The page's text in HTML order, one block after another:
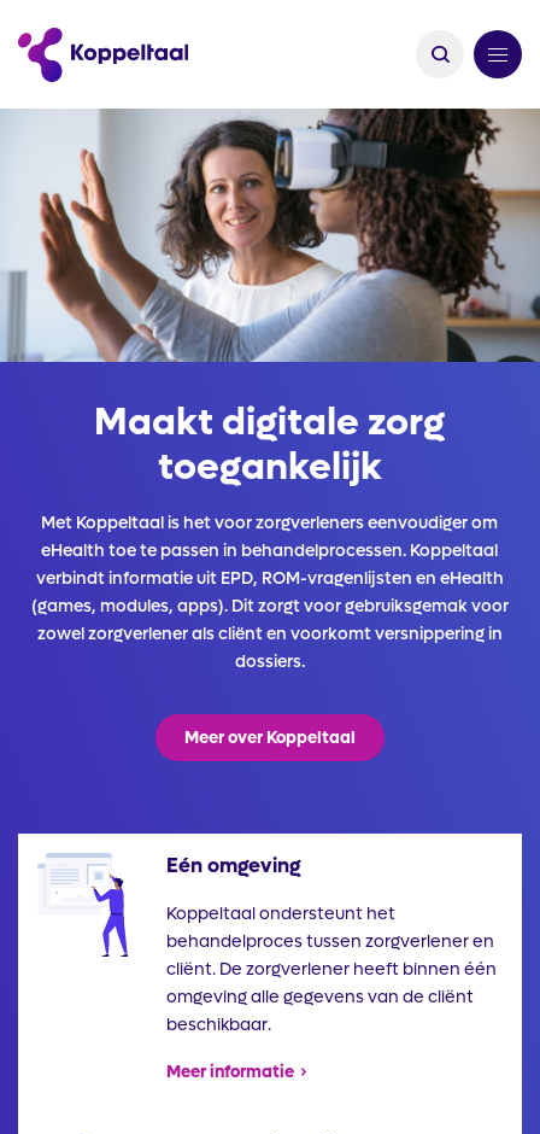
Maakt digitale zorg
toegankelijk
Met Koppeltaal is het voor zorgverleners eenvoudiger om
eHealth toe te passen in behandelprocessen. Koppeltaal
verbindt informatie uit EPD, ROM-vragenlijsten en eHealth
(games, modules, apps). Dit zorgt voor gebruiksgemak voor
zowel zorgverlener als cliënt en voorkomt versnippering in
dossiers.
Meer over Koppeltaal
Illustratie Eén omgeving
Koppeltaal ondersteunt het
behandelproces tussen zorgverlener en
cliënt. De zorgverlener heeft binnen één
omgeving alle gegevens van de cliënt
beschikbaar.
Meer informatie